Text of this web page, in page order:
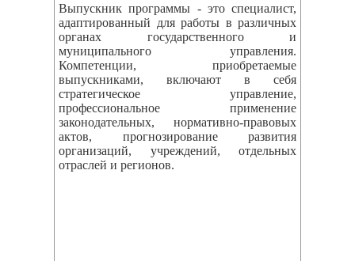
Выпускник программы - это специалист,
адаптированный для работы в различных
органах государственного и
муниципального управления.
Компетенции, приобретаемые
выпускниками, включают в себя
стратегическое управление,
профессиональное применение
законодательных, нормативно-правовых
актов, прогнозирование развития
организаций, учреждений, отдельных
отраслей и регионов.